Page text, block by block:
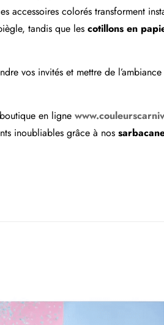
accessoires colorés transforment
tandis que les cotillons en
vos invités et mettre de
en ligne
inoubliables grâce à nos